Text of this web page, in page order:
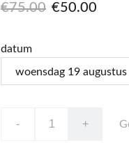
€75.00 €50.00
datum
- +